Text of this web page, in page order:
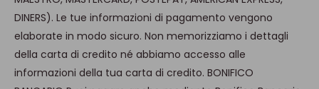
DINERS). Le tue informazioni di pagamento vengono
elaborate in modo sicuro. Non memorizziamo i dettagli
della carta di credito né abbiamo accesso alle
informazioni della tua carta di credito. BONIFICO